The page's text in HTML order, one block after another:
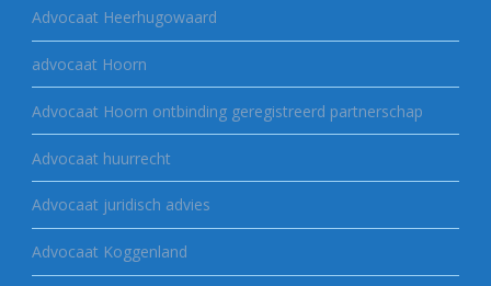
Advocaat Heerhugowaard
advocaat Hoorn
Advocaat Hoorn ontbinding geregistreerd partnerschap
Advocaat huurrecht
Advocaat juridisch advies
Advocaat Koggenland